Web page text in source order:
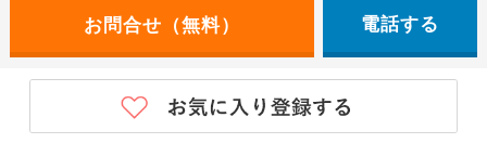
電話する